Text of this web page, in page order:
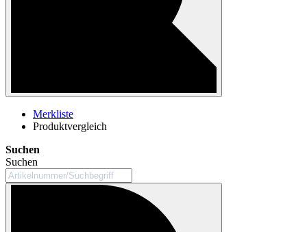
Merkliste
Produktvergleich
Suchen
Suchen